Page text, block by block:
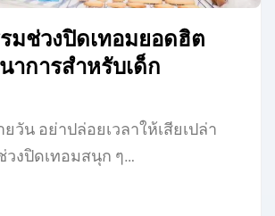
มช่วงปิดเทอมยอดฮิต
าการสำหรับเด็ก
วัน อย่าปล่อยเวลาให้เสียเปล่า
วงปิดเทอมสนุก ๆ…